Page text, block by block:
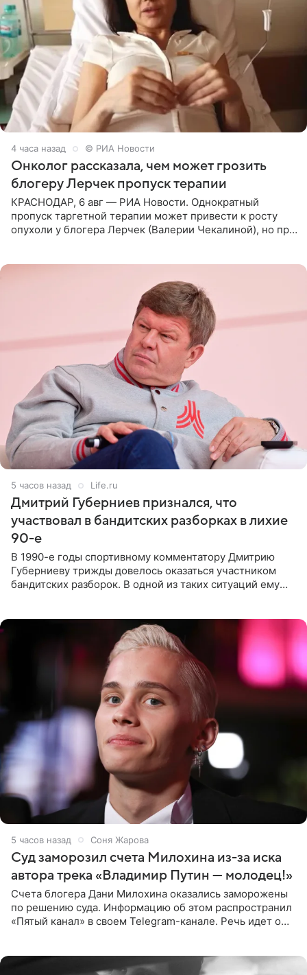
4 часа назад © РИА Новости
Онколог рассказала, чем может грозить
блогеру Лерчек пропуск терапии
КРАСНОДАР, 6 авг — РИА Новости. Однократный
пропуск таргетной терапии может привести к росту
опухоли у блогера Лерчек (Валерии Чекалиной), но при
5 часов назад Life.ru
Дмитрий Губерниев признался, что
участвовал в бандитских разборках в лихие
90-е
В 1990-е годы спортивному комментатору Дмитрию
Губерниеву трижды довелось оказаться участником
бандитских разборок. В одной из таких ситуаций ему
5 часов назад Соня Жарова
Суд заморозил счета Милохина из-за иска
автора трека «Владимир Путин — молодец!»
Счета блогера Дани Милохина оказались заморожены
по решению суда. Информацию об этом распространил
«Пятый канал» в своем Telegram-канале. Речь идет о